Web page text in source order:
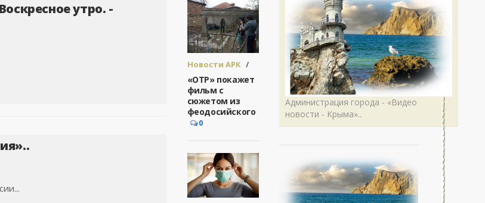
утро. -
Новости АРК /
Феодосия
«ОТР» покажет
фильм с
сюжетом из
феодосийского
0
Администрация города - «Видео
новости - Крыма»..